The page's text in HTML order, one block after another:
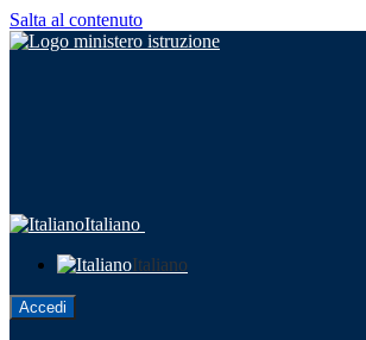
Salta al contenuto
Italiano
Italiano
Accedi